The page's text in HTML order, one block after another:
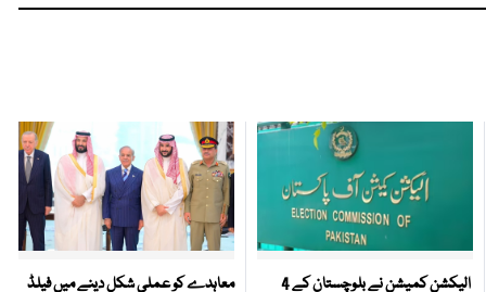
الیکشن کمیشن نے بلوچستان کے 4
معاہدے کو عملی شکل دینے میں فیلڈ